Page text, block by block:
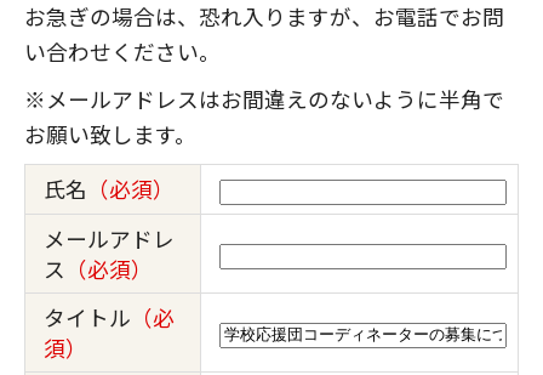
お急ぎの場合は、恐れ入りますが、お電話でお問
い合わせください。
※メールアドレスはお間違えのないように半角で
お願い致します。
氏名 （必須）
メールアドレ
ス （必須）
タイトル （必
須）